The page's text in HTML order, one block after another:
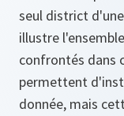
seul district
illustre
confrontés dans
permettent
donnée, mais